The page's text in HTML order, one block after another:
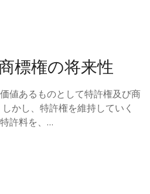
標権の将来性
値あるものとして特許権及び商
かし、特許権を維持していく
許料を、…